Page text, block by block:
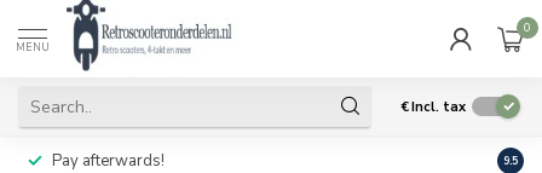
MENU
0
€Incl. tax
Pay afterwards! Geen
9.5